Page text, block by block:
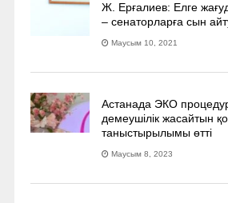
Ж. Ерғалиев: Елге
– сенаторларға сын
Маусым 10, 2021
Астанада ЭКО
демеушілік жасайтын
таныстырылымы өтті
Маусым 8, 2023